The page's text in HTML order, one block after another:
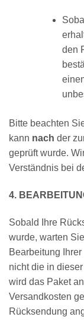
den
Bitte beachten
kann nach der
geprüft wurde.
Verständnis bei
4.
Sobald Ihre
wurde, warten
Bearbeitung
nicht die in
wird das Paket
Versandkosten
Rücksendung